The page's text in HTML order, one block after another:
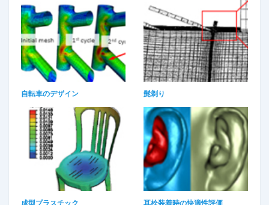
自転車のデザイン​ 髭剃り
成型プラスチック​ 耳栓装着時の快適性評価​